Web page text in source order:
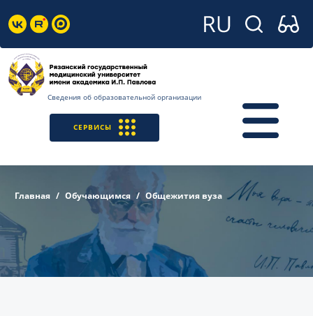
Сведения об образовательной организации
СЕРВИСЫ
Главная Обучающимся Общежития вуза